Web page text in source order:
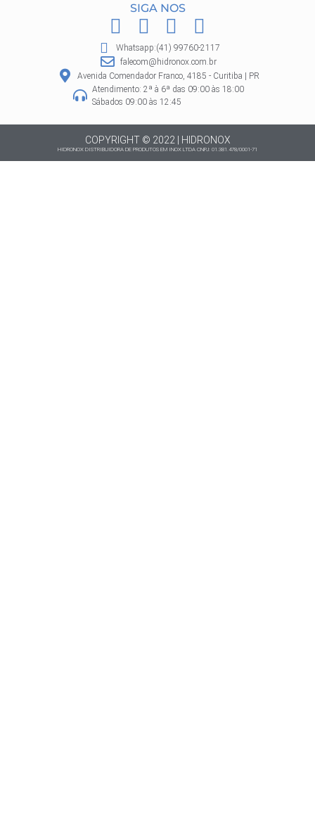
SIGA NOS
F
a
c
e
b
o
o
k
I
n
s
t
a
g
r
a
P
i
n
t
e
r
e
s
W
h
a
t
a
p
p
Whatsapp:(41) 99760-2117
falecom@hidronox.com.br
Avenida Comendador Franco, 4185 - Curitiba | PR
Atendimento: 2ª à 6ª das 09:00 às 18:00
Sábados 09:00 às 12:45
COPYRIGHT © 2022 | HIDRONOX
HIDRONOX DISTRIBUIDORA DE PRODUTOS EM INOX LTDA CNPJ: 01.381.478/0001-71